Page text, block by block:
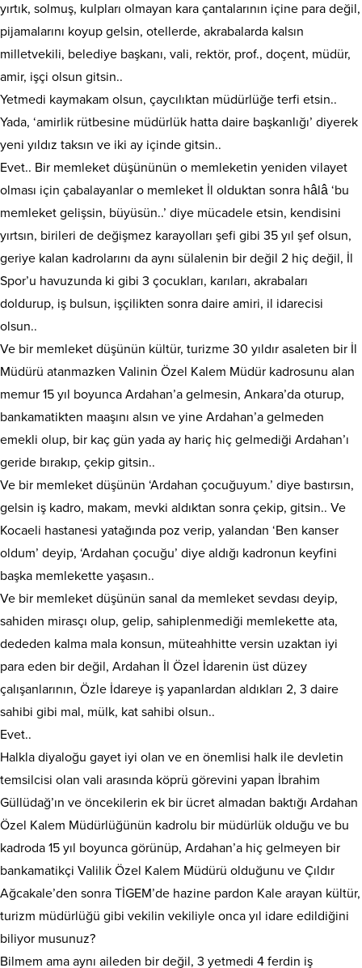
yırtık, solmuş, kulpları olmayan kara çantalarının içine para değil,
pijamalarını koyup gelsin, otellerde, akrabalarda kalsın
milletvekili, belediye başkanı, vali, rektör, prof., doçent, müdür,
amir, işçi olsun gitsin..
Yetmedi kaymakam olsun, çaycılıktan müdürlüğe terfi etsin..
Yada, ‘amirlik rütbesine müdürlük hatta daire başkanlığı’ diyerek
yeni yıldız taksın ve iki ay içinde gitsin..
Evet.. Bir memleket düşününün o memleketin yeniden vilayet
olması için çabalayanlar o memleket İl olduktan sonra hâlâ ‘bu
memleket gelişsin, büyüsün..’ diye mücadele etsin, kendisini
yırtsın, birileri de değişmez karayolları şefi gibi 35 yıl şef olsun,
geriye kalan kadrolarını da aynı sülalenin bir değil 2 hiç değil, İl
Spor’u havuzunda ki gibi 3 çocukları, karıları, akrabaları
doldurup, iş bulsun, işçilikten sonra daire amiri, il idarecisi
olsun..
Ve bir memleket düşünün kültür, turizme 30 yıldır asaleten bir İl
Müdürü atanmazken Valinin Özel Kalem Müdür kadrosunu alan
memur 15 yıl boyunca Ardahan’a gelmesin, Ankara’da oturup,
bankamatikten maaşını alsın ve yine Ardahan’a gelmeden
emekli olup, bir kaç gün yada ay hariç hiç gelmediği Ardahan’ı
geride bırakıp, çekip gitsin..
Ve bir memleket düşünün ‘Ardahan çocuğuyum.’ diye bastırsın,
gelsin iş kadro, makam, mevki aldıktan sonra çekip, gitsin.. Ve
Kocaeli hastanesi yatağında poz verip, yalandan ‘Ben kanser
oldum’ deyip, ‘Ardahan çocuğu’ diye aldığı kadronun keyfini
başka memlekette yaşasın..
Ve bir memleket düşünün sanal da memleket sevdası deyip,
sahiden mirasçı olup, gelip, sahiplenmediği memlekette ata,
dededen kalma mala konsun, müteahhitte versin uzaktan iyi
para eden bir değil, Ardahan İl Özel İdarenin üst düzey
çalışanlarının, Özle İdareye iş yapanlardan aldıkları 2, 3 daire
sahibi gibi mal, mülk, kat sahibi olsun..
Evet..
Halkla diyaloğu gayet iyi olan ve en önemlisi halk ile devletin
temsilcisi olan vali arasında köprü görevini yapan İbrahim
Güllüdağ’ın ve öncekilerin ek bir ücret almadan baktığı Ardahan
Özel Kalem Müdürlüğünün kadrolu bir müdürlük olduğu ve bu
kadroda 15 yıl boyunca görünüp, Ardahan’a hiç gelmeyen bir
bankamatikçi Valilik Özel Kalem Müdürü olduğunu ve Çıldır
Ağcakale’den sonra TİGEM’de hazine pardon Kale arayan kültür,
turizm müdürlüğü gibi vekilin vekiliyle onca yıl idare edildiğini
biliyor musunuz?
Bilmem ama aynı aileden bir değil, 3 yetmedi 4 ferdin iş